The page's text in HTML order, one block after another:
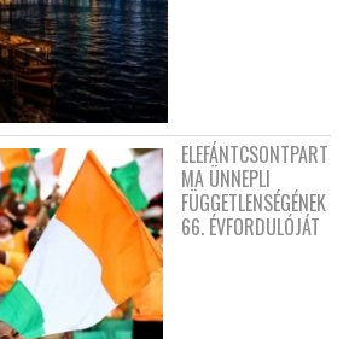
ELEFÁNTCSONTPART
MA ÜNNEPLI
FÜGGETLENSÉGÉNEK
66. ÉVFORDULÓJÁT